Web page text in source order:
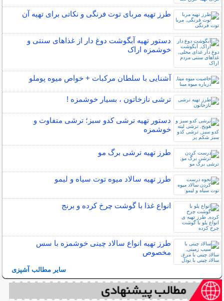
طرز تهیه مربای توت فرنگی و نکاتی برای تهیه آن
دستور تهیه آبگوشت دوغ دار از غذاهای سنتی و
خوشمزه اراک
آشنایی با سلطان مرکبات + خواص میوه پوملو
ترشی نازخاتون ، بسیار خوشمزه !
دستور تهیه ترشی کدو سبز؛ ترشی متفاوت و
خوشمزه
طرز تهیه ترشی برگ مو
طرز تهیه سالاد میوه توت سیاه و لیمو
انواع غذا با گوشت چرخ کرده و برنج
طرز تهیه انواع سالاد چینی خوشمزه با سس
مخصوص
سایر مطالب آشپزی